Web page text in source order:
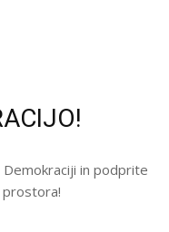
in podprite